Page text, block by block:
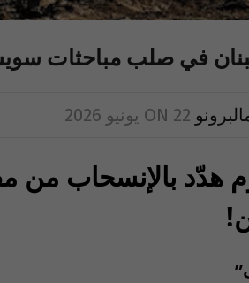
في صلب مباحثات
ON 22 يونيو 2026
هدّد بالإنسحاب